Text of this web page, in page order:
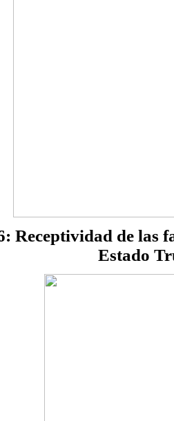
Receptividad de las
Estado